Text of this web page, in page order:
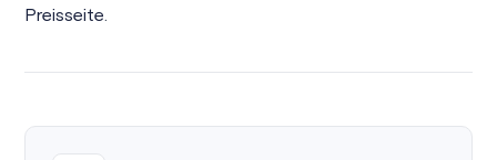
Preisseite.